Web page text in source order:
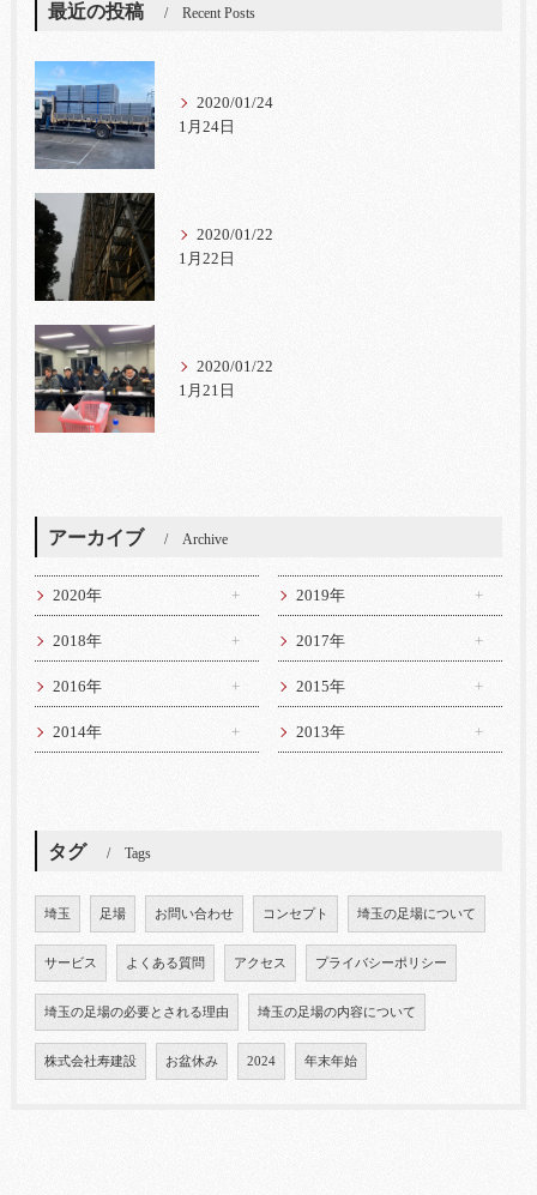
最近の投稿 Recent Posts
2020/01/24
1月24日
2020/01/22
1月22日
2020/01/22
1月21日
アーカイブ Archive
2020年 2019年
2018年 2017年
2016年 2015年
2014年 2013年
タグ Tags
埼玉 足場 お問い合わせ コンセプト 埼玉の足場について
サービス よくある質問 アクセス プライバシーポリシー
埼玉の足場の必要とされる理由 埼玉の足場の内容について
株式会社寿建設 お盆休み 2024 年末年始